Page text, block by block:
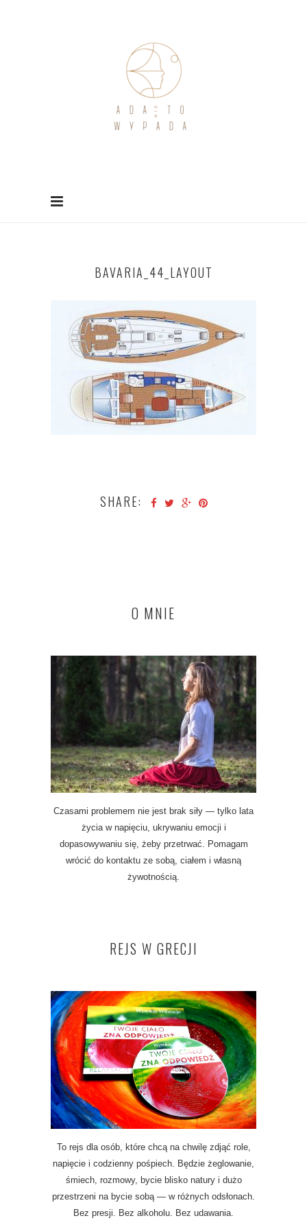
BAVARIA_44_LAYOUT
SHARE:
O MNIE
Czasami problemem nie jest brak siły — tylko lata
życia w napięciu, ukrywaniu emocji i
dopasowywaniu się, żeby przetrwać. Pomagam
wrócić do kontaktu ze sobą, ciałem i własną
żywotnością.
REJS W GRECJI
To rejs dla osób, które chcą na chwilę zdjąć role,
napięcie i codzienny pośpiech. Będzie żeglowanie,
śmiech, rozmowy, bycie blisko natury i dużo
przestrzeni na bycie sobą — w różnych odsłonach.
Bez presji. Bez alkoholu. Bez udawania.